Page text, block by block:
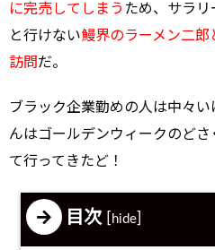
に完売してしまう ため、サラ
と行けない鰻界のラーメン二
訪問だ。
ブラック企業勤めの人は中々
んはゴールデンウィークのど
て行ってきたど！
目次 hide